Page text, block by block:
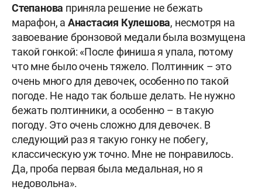
Степанова приняла решение не бежать
марафон, а Анастасия Кулешова, несмотря на
завоевание бронзовой медали была возмущена
такой гонкой: «После финиша я упала, потому
что мне было очень тяжело. Полтинник – это
очень много для девочек, особенно по такой
погоде. Не надо так больше делать. Не нужно
бежать полтинники, а особенно – в такую
погоду. Это очень сложно для девочек. В
следующий раз я такую гонку не побегу,
классическую уж точно. Мне не понравилось.
Да, проба первая была медальная, но я
недовольна».